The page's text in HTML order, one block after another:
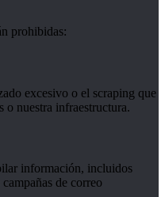
prohibidas:
excesivo o el scraping que
o nuestra infraestructura.
información, incluidos
de correo